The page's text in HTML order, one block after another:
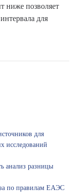
ниже позволяет
для
для
исследований
анализ разницы
по правилам ЕАЭС